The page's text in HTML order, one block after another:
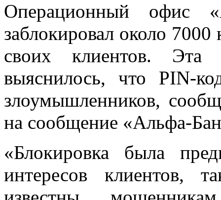
Операционный офис
заблокировал около 7000
своих клиентов.
выяснилось, что PIN-
злоумышленников,
на сообщение «Альфа-
«Блокировка была
интересов клиентов,